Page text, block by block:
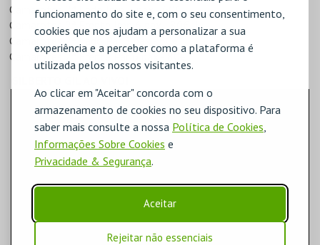
funcionamento do site e, com o seu consentimento,
cookies que nos ajudam a personalizar a sua
experiência e a perceber como a plataforma é
utilizada pelos nossos visitantes.
Ao clicar em "Aceitar" concorda com o
armazenamento de cookies no seu dispositivo. Para
saber mais consulte a nossa Política de Cookies
Informações Sobre Cookies e
Privacidade & Segurança.
Aceitar
Rejeitar não essenciais
Camarotes 2ª Lado Imp 5 pax - 60€
Camarotes 2ª Frente Imp 6 pax - 80€
Camarotes 2ª Lado Par 5 pax - 60€
Camarotes 2ª Frente Par 6 pax - 80€